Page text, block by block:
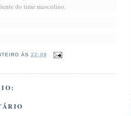
do time masculino.
ÀS22:09